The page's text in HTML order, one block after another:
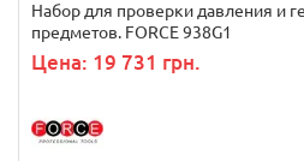
Набор для проверки давления и
предметов. FORCE 938G1
Цена: 19 731 грн.